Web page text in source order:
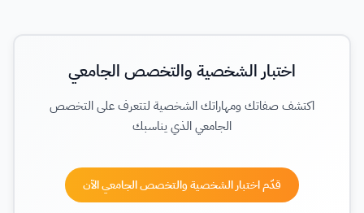
اختبار الشخصية والتخصص الجامعي
اكتشف صفاتك ومهاراتك الشخصية لتتعرف على التخصص
الجامعي الذي يناسبك
قدّم اختبار الشخصية والتخصص الجامعي الآن